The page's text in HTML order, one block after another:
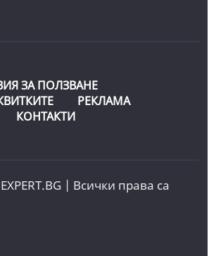
ЗА ПОЛЗВАНЕ
РЕКЛАМА
КОНТАКТИ
| Всички права са